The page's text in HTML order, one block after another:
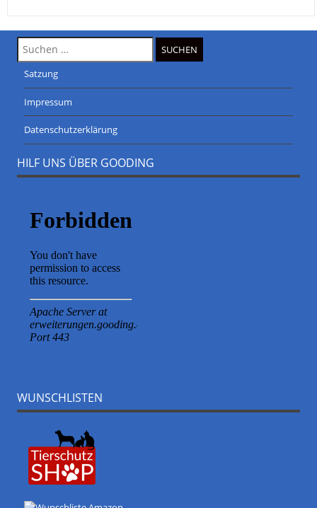
Suche
nach:
Satzung
Impressum
Datenschutzerklärung
HILF UNS ÜBER GOODING
WUNSCHLISTEN